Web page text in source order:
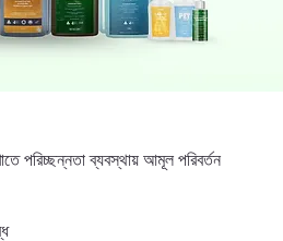
পরিচ্ছন্নতা ব্যবস্থায় আমূল পরিবর্তন